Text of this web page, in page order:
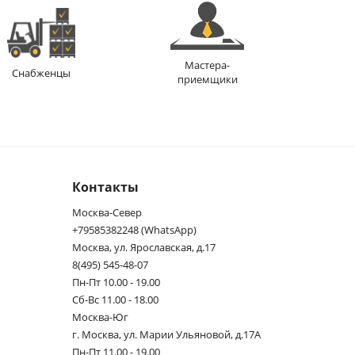
Снабженцы
Мастера-
приемщики
Контакты
Москва-Север
+79585382248 (WhatsApp)
Москва, ул. Ярославская, д.17
8(495) 545-48-07
Пн-Пт 10.00 - 19.00
Сб-Вс 11.00 - 18.00
Москва-Юг
г. Москва, ул. Марии Ульяновой, д.17А
Пн-Пт 11.00 - 19.00